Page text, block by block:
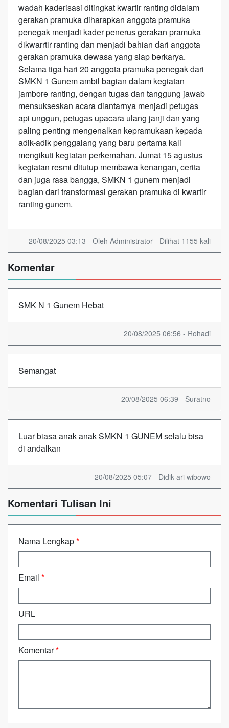
wadah kaderisasi ditingkat kwartir ranting didalam
gerakan pramuka diharapkan anggota pramuka
penegak menjadi kader penerus gerakan pramuka
dikwarrtir ranting dan menjadi bahian dari anggota
gerakan pramuka dewasa yang siap berkarya.
Selama tiga hari 20 anggota pramuka penegak dari
SMKN 1 Gunem ambil bagian dalam kegiatan
jambore ranting, dengan tugas dan tanggung jawab
mensukseskan acara diantarnya menjadi petugas
api unggun, petugas upacara ulang janji dan yang
paling penting mengenalkan kepramukaan kepada
adik-adik penggalang yang baru pertama kali
mengikuti kegiatan perkemahan. Jumat 15 agustus
kegiatan resmi ditutup membawa kenangan, cerita
dan juga rasa bangga, SMKN 1 gunem menjadi
bagian dari transformasi gerakan pramuka di kwartir
ranting gunem.
20/08/2025 03:13 - Oleh Administrator - Dilihat 1155 kali
Komentar
SMK N 1 Gunem Hebat
20/08/2025 06:56 - Rohadi
Semangat
20/08/2025 06:39 - Suratno
Luar biasa anak anak SMKN 1 GUNEM selalu bisa
di andalkan
20/08/2025 05:07 - Didik ari wibowo
Komentari Tulisan Ini
Nama Lengkap*
Email *
URL
Komentar*